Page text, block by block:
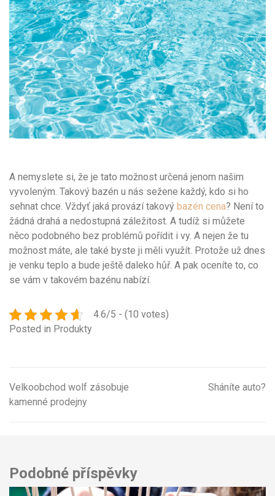
A nemyslete si, že je tato možnost určená jenom našim
vyvoleným. Takový bazén u nás sežene každý, kdo si ho
sehnat chce. Vždyť jaká provází takový bazén cena? Není to
žádná drahá a nedostupná záležitost. A tudíž si můžete
něco podobného bez problémů pořídit i vy. A nejen že tu
možnost máte, ale také byste ji měli využít. Protože už dnes
je venku teplo a bude ještě daleko hůř. A pak oceníte to, co
se vám v takovém bazénu nabízí.
4.6/5 - (10 votes)
Posted in Produkty
Navigace
Velkoobchod wolf zásobuje
kamenné prodejny
Sháníte auto?
Podobné příspěvky